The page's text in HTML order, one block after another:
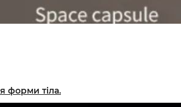
форми тіла.